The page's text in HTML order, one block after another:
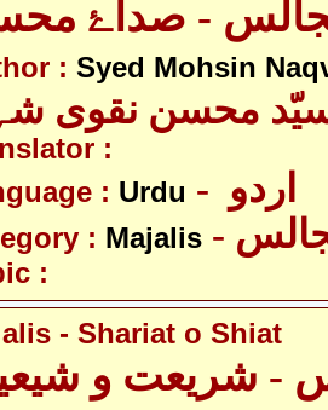
: Syed Mohsin
محسن نقوی
:
: Urdu
: Majalis
:
- Shariat o Shiat